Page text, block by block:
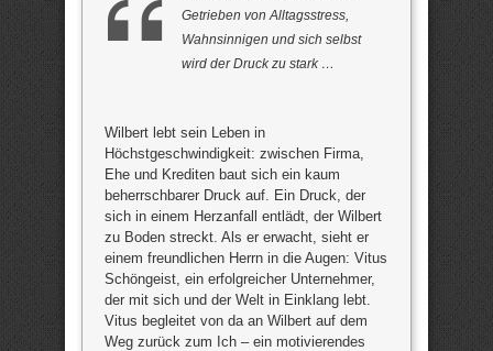
Getrieben von Alltagsstress,
Wahnsinnigen und sich selbst
wird der Druck zu stark …
Wilbert lebt sein Leben in
Höchstgeschwindigkeit: zwischen Firma,
Ehe und Krediten baut sich ein kaum
beherrschbarer Druck auf. Ein Druck, der
sich in einem Herzanfall entlädt, der Wilbert
zu Boden streckt. Als er erwacht, sieht er
einem freundlichen Herrn in die Augen: Vitus
Schöngeist, ein erfolgreicher Unternehmer,
der mit sich und der Welt in Einklang lebt.
Vitus begleitet von da an Wilbert auf dem
Weg zurück zum Ich – ein motivierendes